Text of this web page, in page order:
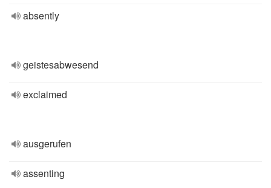
absently
geistesabwesend
exclaimed
ausgerufen
assenting